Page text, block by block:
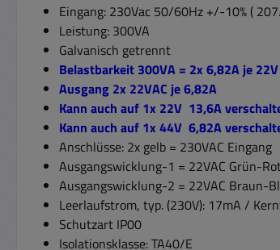
Eingang: 230Vac 50/60Hz +/-10% (
Leistung: 300VA
Galvanisch getrennt
Belastbarkeit 300VA = 2x 6,82A je
Ausgang 2x 22VAC je 6,82A
Kann auch auf 1x 22V 13,6A
Kann auch auf 1x 44V 6,82A
Anschlüsse: 2x gelb = 230VAC Eingang
Ausgangswicklung-1 = 22VAC Grün-
Ausgangswicklung-2 = 22VAC Braun-
Leerlaufstrom, typ. (230V): 17mA /
Schutzart IP00
Isolationsklasse: TA40/E